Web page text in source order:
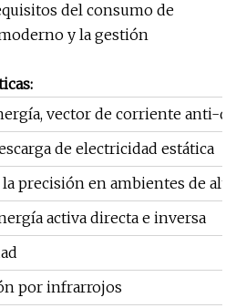
del consumo de
y la gestión
vector de corriente anti-
de electricidad estática
precisión en ambientes de
activa directa e inversa
por infrarrojos